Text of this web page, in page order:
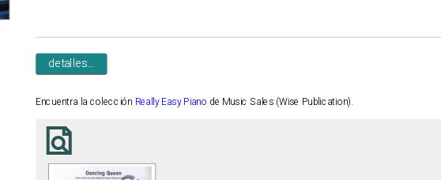
detalles...
Encuentra la colección Really Easy Piano de Music Sales (Wise Publication).